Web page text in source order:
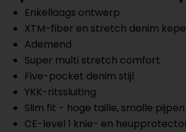
Enkellaags ontwerp
XTM-fiber en stretch denim
Ademend
Super multi stretch comfort
Five-pocket denim stijl
YKK-ritssluiting
Slim fit - hoge taille, smalle pijpen
CE-level 1 knie- en